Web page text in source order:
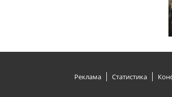
Реклама Статистика